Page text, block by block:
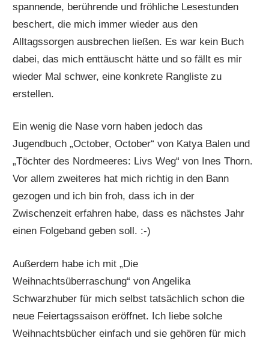
spannende, berührende und fröhliche Lesestunden
beschert, die mich immer wieder aus den
Alltagssorgen ausbrechen ließen. Es war kein Buch
dabei, das mich enttäuscht hätte und so fällt es mir
wieder Mal schwer, eine konkrete Rangliste zu
erstellen.
Ein wenig die Nase vorn haben jedoch das
Jugendbuch „October, October“ von Katya Balen und
„Töchter des Nordmeeres: Livs Weg“ von Ines Thorn.
Vor allem zweiteres hat mich richtig in den Bann
gezogen und ich bin froh, dass ich in der
Zwischenzeit erfahren habe, dass es nächstes Jahr
einen Folgeband geben soll. :-)
Außerdem habe ich mit „Die
Weihnachtsüberraschung“ von Angelika
Schwarzhuber für mich selbst tatsächlich schon die
neue Feiertagssaison eröffnet. Ich liebe solche
Weihnachtsbücher einfach und sie gehören für mich